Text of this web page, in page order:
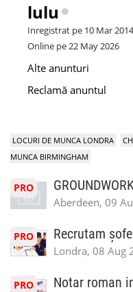
lulu
Inregistrat pe 10 Mar 2014
Online pe 22 May 2026
Alte anunturi
Reclamă anuntul
LOCURI DE MUNCA LONDRA
MUNCA BIRMINGHAM
PRO
Aberdeen, 09
PRO Recrutam
Londra, 08 Aug
PRO Notar roman